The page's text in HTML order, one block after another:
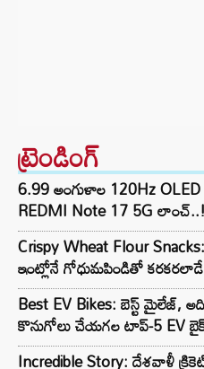
ట్రెండింగ్‌
6.99 అంగుళాల 120Hz
REDMI Note 17 5G లాంచ్..!
Crispy Wheat Flour
ఇంట్లోనే గోధుమపిండితో
Best EV Bikes: బెస్ట్ మైలేజ్,
కొనుగోలు చేయగల టాప్-5 EV
Incredible Story: దేశవాళీ